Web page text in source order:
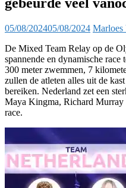
05/08/202405/08/2024 Marloes
De Mixed Team Relay op de
spannende en dynamische
300 meter zwemmen, 7
zullen de atleten alles uit de
bereiken. Nederland zet een
Maya Kingma, Richard Murray
race.